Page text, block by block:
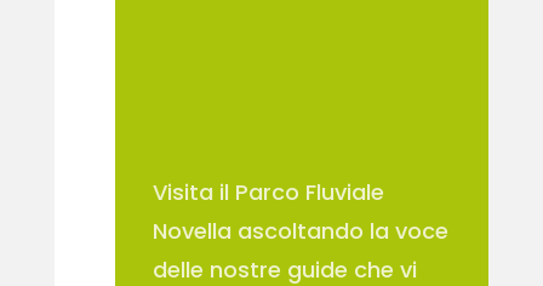
Visita il Parco Fluviale
Novella ascoltando la voce
delle nostre guide che vi